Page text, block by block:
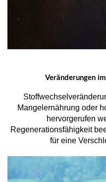
Veränderungen
Mangelernährung oder
hervorgerufen
Regenerationsfähigkeit
für eine